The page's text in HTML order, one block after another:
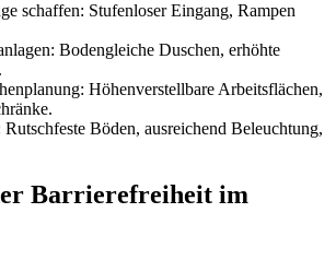
schaffen: Stufenloser Eingang, Rampen
Bodengleiche Duschen, erhöhte
Höhenverstellbare Arbeitsflächen,
Böden, ausreichend Beleuchtung,
Barrierefreiheit im